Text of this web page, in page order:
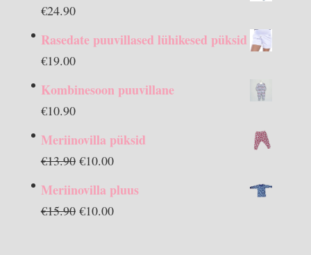
€24.90
Rasedate puuvillased lühikesed püksid
€19.00
Kombinesoon puuvillane
€10.90
Meriinovilla püksid
€13.90 Algne
€10.00Praegune
on:
Meriinovilla pluus
€15.90 Algne
€10.00Praegune